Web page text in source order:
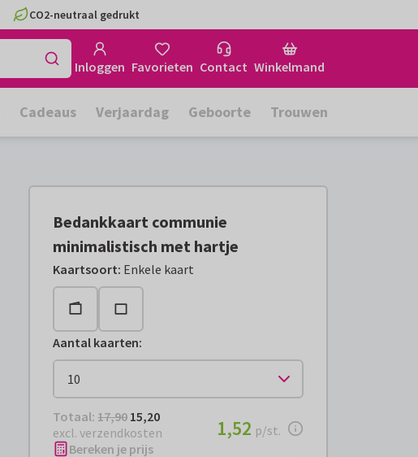
CO2-neutraal gedrukt
Inloggen Favorieten Contact Winkelmand
Cadeaus Verjaardag Geboorte Trouwen
Bedankkaart communie
minimalistisch met hartje
Kaartsoort: Enkele kaart
Aantal kaarten:
Totaal: € 15,20
Totaal: 17,90 15,20
excl. verzendkosten
€ 1,52per stuk
1,52 p/st.
Bereken je prijs